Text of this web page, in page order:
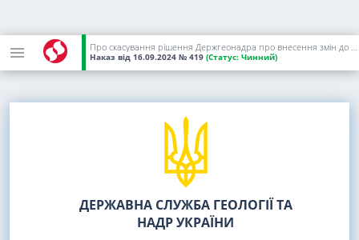
Про скасування рішення Держгеонадра про внесення змін до спеціального дозволу на користування надрами
Наказ від 16.09.2024 № 419 (Статус: Чинний)
ДЕРЖАВНА СЛУЖБА ГЕОЛОГІЇ ТА
НАДР УКРАЇНИ